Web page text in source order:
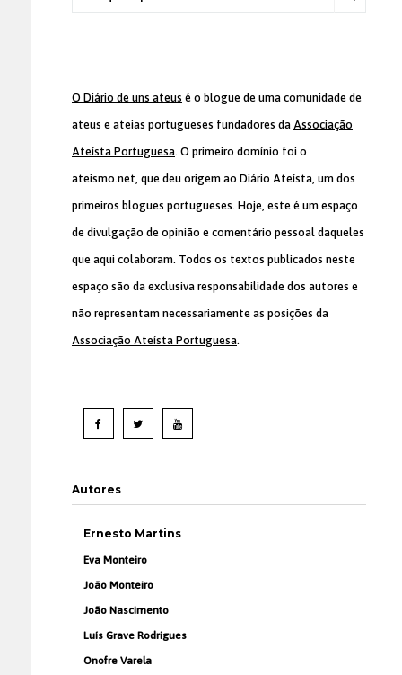
O Diário de uns ateus é o blogue de uma comunidade de
ateus e ateias portugueses fundadores da Associação
Ateísta Portuguesa. O primeiro domínio foi o
ateismo.net, que deu origem ao Diário Ateísta, um dos
primeiros blogues portugueses. Hoje, este é um espaço
de divulgação de opinião e comentário pessoal daqueles
que aqui colaboram. Todos os textos publicados neste
espaço são da exclusiva responsabilidade dos autores e
não representam necessariamente as posições da
Associação Ateísta Portuguesa.
Autores
Ernesto Martins
Eva Monteiro
João Monteiro
João Nascimento
Luís Grave Rodrigues
Onofre Varela